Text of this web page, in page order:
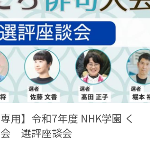
用】令和7年度 NHK学園 く
会 選評座談会